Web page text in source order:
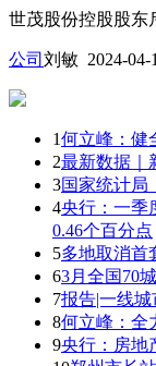
世茂股份控股股东
公司 刘敏 2024-04-
1何立峰：健
2最新数据｜
3国家统计局
4央行：一季
0.46个百分点
5多地取消首
63月全国70
7报告|一线
8何立峰：全
9央行：房地